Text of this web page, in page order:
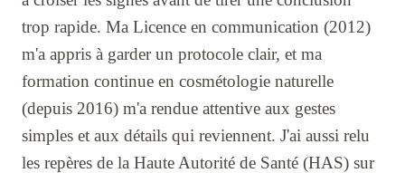
trop rapide. Ma Licence en communication (2012)
m'a appris à garder un protocole clair, et ma
formation continue en cosmétologie naturelle
(depuis 2016) m'a rendue attentive aux gestes
simples et aux détails qui reviennent. J'ai aussi relu
les repères de la Haute Autorité de Santé (HAS) sur